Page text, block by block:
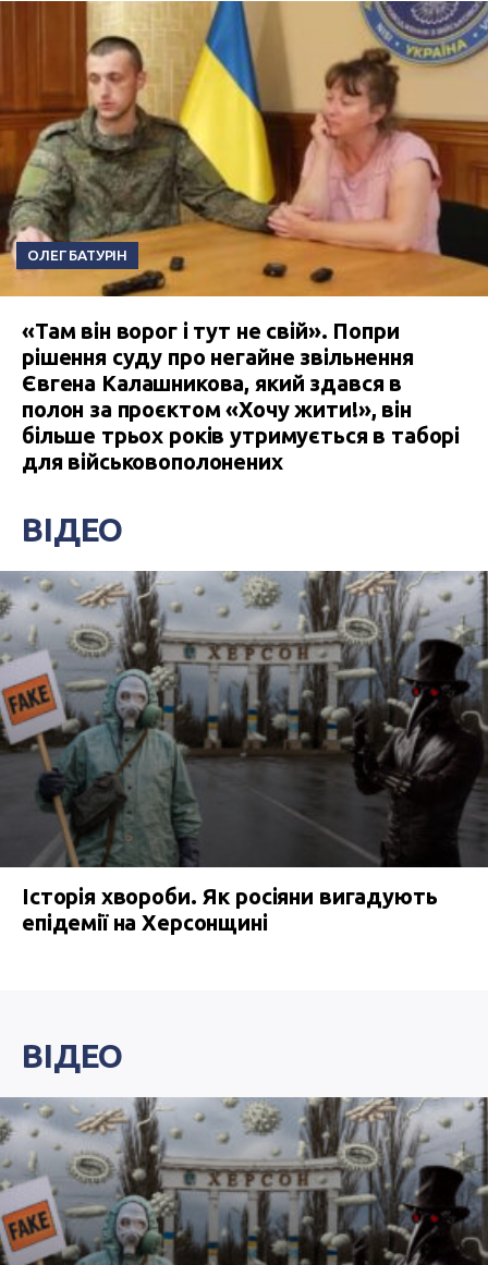
ОЛЕГ БАТУРІН
«Там він ворог і тут не свій». Попри
рішення суду про негайне звільнення
Євгена Калашникова, який здався в
полон за проєктом «Хочу жити!», він
більше трьох років утримується в таборі
для військовополонених
ВІДЕО
Історія хвороби. Як росіяни вигадують
епідемії на Херсонщині
ВІДЕО